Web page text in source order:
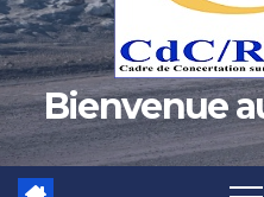
Bienvenue